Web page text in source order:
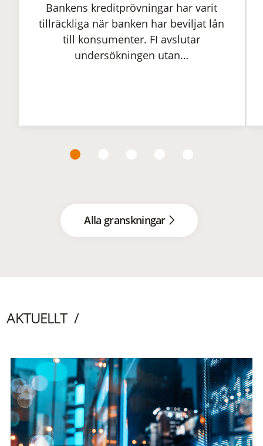
Bankens kreditprövningar har varit
tillräckliga när banken har beviljat lån
till konsumenter. FI avslutar
undersökningen utan…
Alla granskningar
AKTUELLT